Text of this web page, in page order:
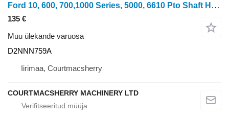
Ford 10, 600, 700,1000 Series, 5000, 6610 Pto Shaft Housing D2NNN759A tüübi jaoks ratastraktori
135 €
Muu ülekande varuosa
D2NNN759A
Iirimaa, Courtmacsherry
COURTMACSHERRY MACHINERY LTD